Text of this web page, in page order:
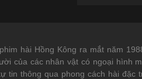
hài Hồng Kông ra mắt năm
của các nhân vật có ngoại hình
tin thông qua phong cách hài đặc